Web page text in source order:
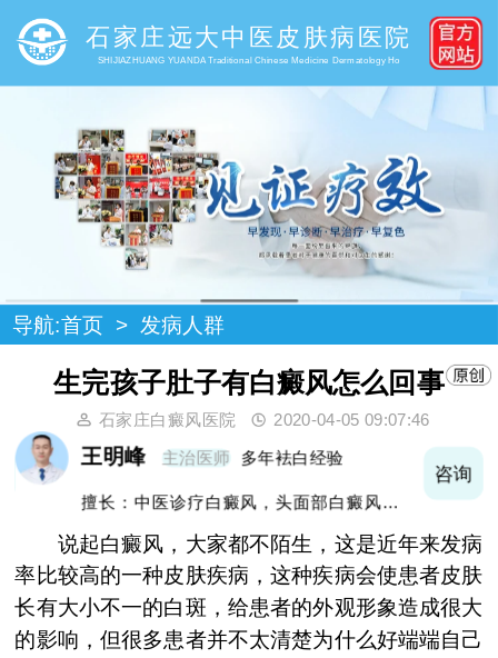
石家庄远大中医皮肤病医院
SHIJIAZHUANG YUANDA Traditional Chinese Medicine Dermatology Ho
导航:首页 > 发病人群
生完孩子肚子有白癜风怎么回事
石家庄白癜风医院 2020-04-05 09:07:46
王明峰 主治医师 多年袪白经验
擅长：中医诊疗白癜风，头面部白癜风，青
咨询
说起白癜风，大家都不陌生，这是近年来发病
率比较高的一种皮肤疾病，这种疾病会使患者皮肤
长有大小不一的白斑，给患者的外观形象造成很大
的影响，但很多患者并不太清楚为什么好端端自己